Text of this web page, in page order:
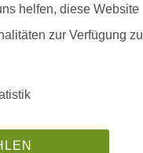
helfen, diese Website
zur Verfügung zu